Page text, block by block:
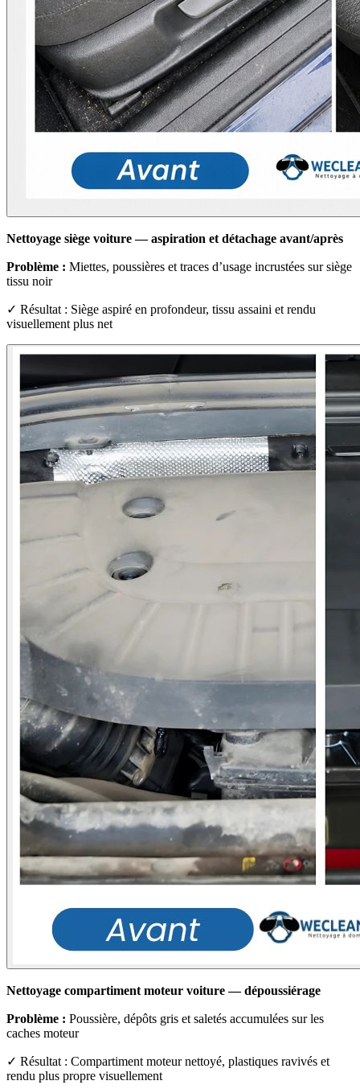
Nettoyage siège voiture — aspiration et détachage avant/après
Problème : Miettes, poussières et traces d’usage incrustées sur siège
tissu noir
✓ Résultat : Siège aspiré en profondeur, tissu assaini et rendu
visuellement plus net
Nettoyage compartiment moteur voiture — dépoussiérage
Problème : Poussière, dépôts gris et saletés accumulées sur les
caches moteur
✓ Résultat : Compartiment moteur nettoyé, plastiques ravivés et
rendu plus propre visuellement